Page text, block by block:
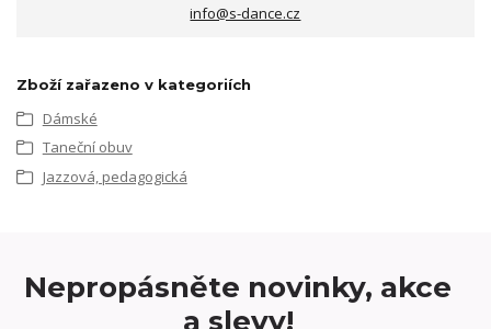
info@s-dance.cz
Zboží zařazeno v kategoriích
Dámské
Taneční obuv
Jazzová, pedagogická
Nepropásněte novinky, akce
a slevy!